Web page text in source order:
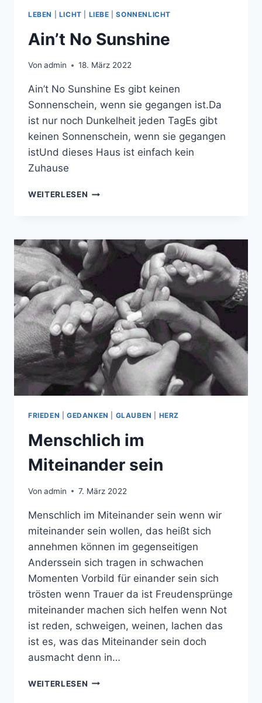
LEBEN LICHT LIEBE |SONNENLICHT
Ain’t No Sunshine
Von admin 18. März 2022
Ain’t No Sunshine Es gibt keinen
Sonnenschein, wenn sie gegangen ist.Da
ist nur noch Dunkelheit jeden TagEs gibt
keinen Sonnenschein, wenn sie gegangen
istUnd dieses Haus ist einfach kein
Zuhause
WEITERLESEN AIN’T
FRIEDEN GEDANKEN GLAUBEN HERZ
Menschlich im
Miteinander sein
Von admin 7. März 2022
Menschlich im Miteinander sein wenn wir
miteinander sein wollen, das heißt sich
annehmen können im gegenseitigen
Anderssein sich tragen in schwachen
Momenten Vorbild für einander sein sich
trösten wenn Trauer da ist Freudensprünge
miteinander machen sich helfen wenn Not
ist reden, schweigen, weinen, lachen das
ist es, was das Miteinander sein doch
ausmacht denn in…
WEITERLESEN MENSCHLICH